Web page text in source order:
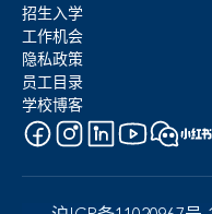
招生入学
工作机会
隐私政策
员工目录
学校博客